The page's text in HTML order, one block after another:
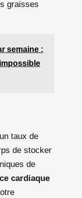
graisses
semaine :
taux de
de stocker
de
cardiaque